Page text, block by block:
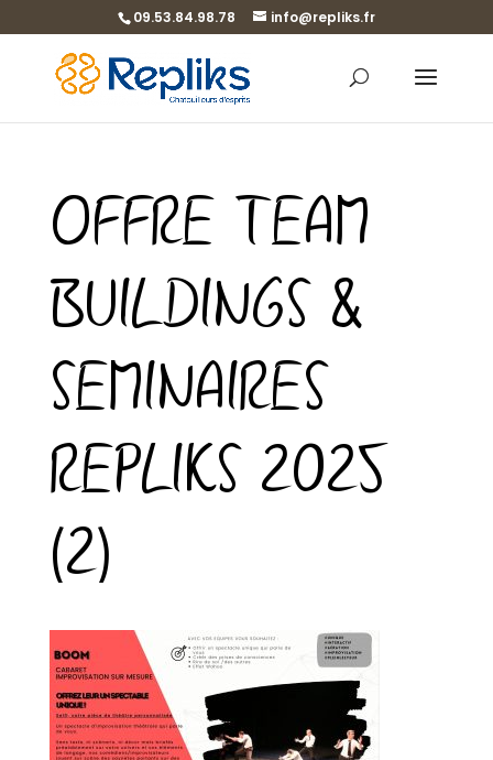
09.53.84.98.78 info@repliks.fr
OFFRE TEAM
BUILDINGS &
SEMINAIRES
REPLIKS 2025
(2)